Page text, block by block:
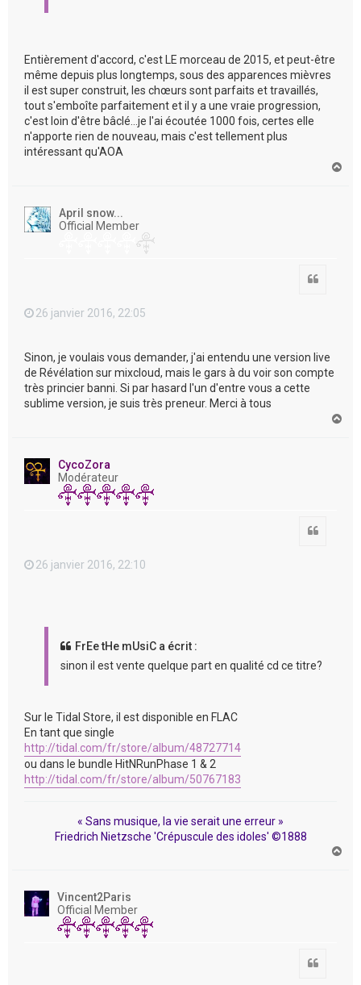
Entièrement d'accord, c'est LE morceau de 2015, et peut-être
même depuis plus longtemps, sous des apparences mièvres
il est super construit, les chœurs sont parfaits et travaillés,
tout s'emboîte parfaitement et il y a une vraie progression,
c'est loin d'être bâclé...je l'ai écoutée 1000 fois, certes elle
n'apporte rien de nouveau, mais c'est tellement plus
intéressant qu'AOA
April snow...
Official Member
26 janvier 2016, 22:05
Sinon, je voulais vous demander, j'ai entendu une version live
de Révélation sur mixcloud, mais le gars à du voir son compte
très princier banni. Si par hasard l'un d'entre vous a cette
sublime version, je suis très preneur. Merci à tous
CycoZora
Modérateur
26 janvier 2016, 22:10
FrEe tHe mUsiC a écrit :
sinon il est vente quelque part en qualité cd ce titre?
Sur le Tidal Store, il est disponible en FLAC
En tant que single
http://tidal.com/fr/store/album/48727714
ou dans le bundle HitNRunPhase 1 & 2
http://tidal.com/fr/store/album/50767183
« Sans musique, la vie serait une erreur »
Friedrich Nietzsche 'Crépuscule des idoles' ©1888
Vincent2Paris
Official Member